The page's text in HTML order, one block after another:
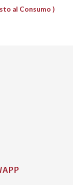
al Consumo )